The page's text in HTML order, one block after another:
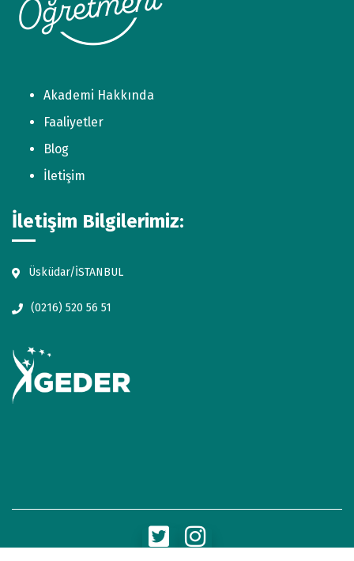
Akademi Hakkında
Faaliyetler
Blog
İletişim
İletişim Bilgilerimiz:
Üsküdar/İSTANBUL
(0216) 520 56 51